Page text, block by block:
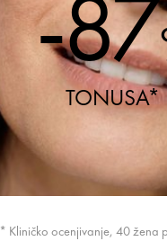
-87
TONUSA*
* Kliničko ocenjivanje, 40 žena